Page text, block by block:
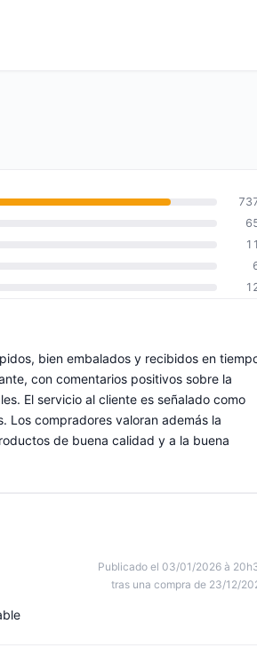
11
bien embalados y recibidos en
con comentarios positivos sobre la
El servicio al cliente es señalado como
Los compradores valoran además la
de buena calidad y a la buena
Publicado el 03/01/2026 à
tras una compra de 23/12/